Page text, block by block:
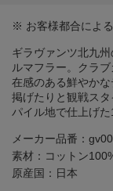
※ お客様都合によ
ギラヴァンツ北九
ルマフラー。クラ
在感のある鮮やか
掲げたりと観戦ス
パイル地で仕上げた
メーカー品番：
素材：コットン
原産国：日本